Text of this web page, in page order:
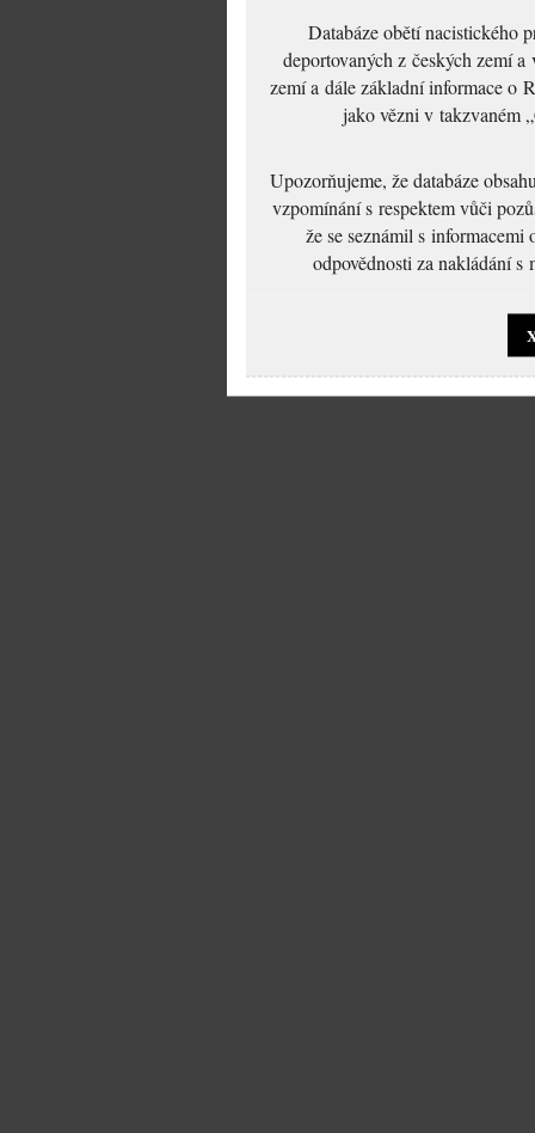
Databáze obětí nacistického
deportovaných z českých zemí
zemí a dále základní informace o
jako vězni v takzvaném
Upozorňujeme, že databáze
vzpomínání s respektem vůči
že se seznámil s
odpovědnosti za nakládání